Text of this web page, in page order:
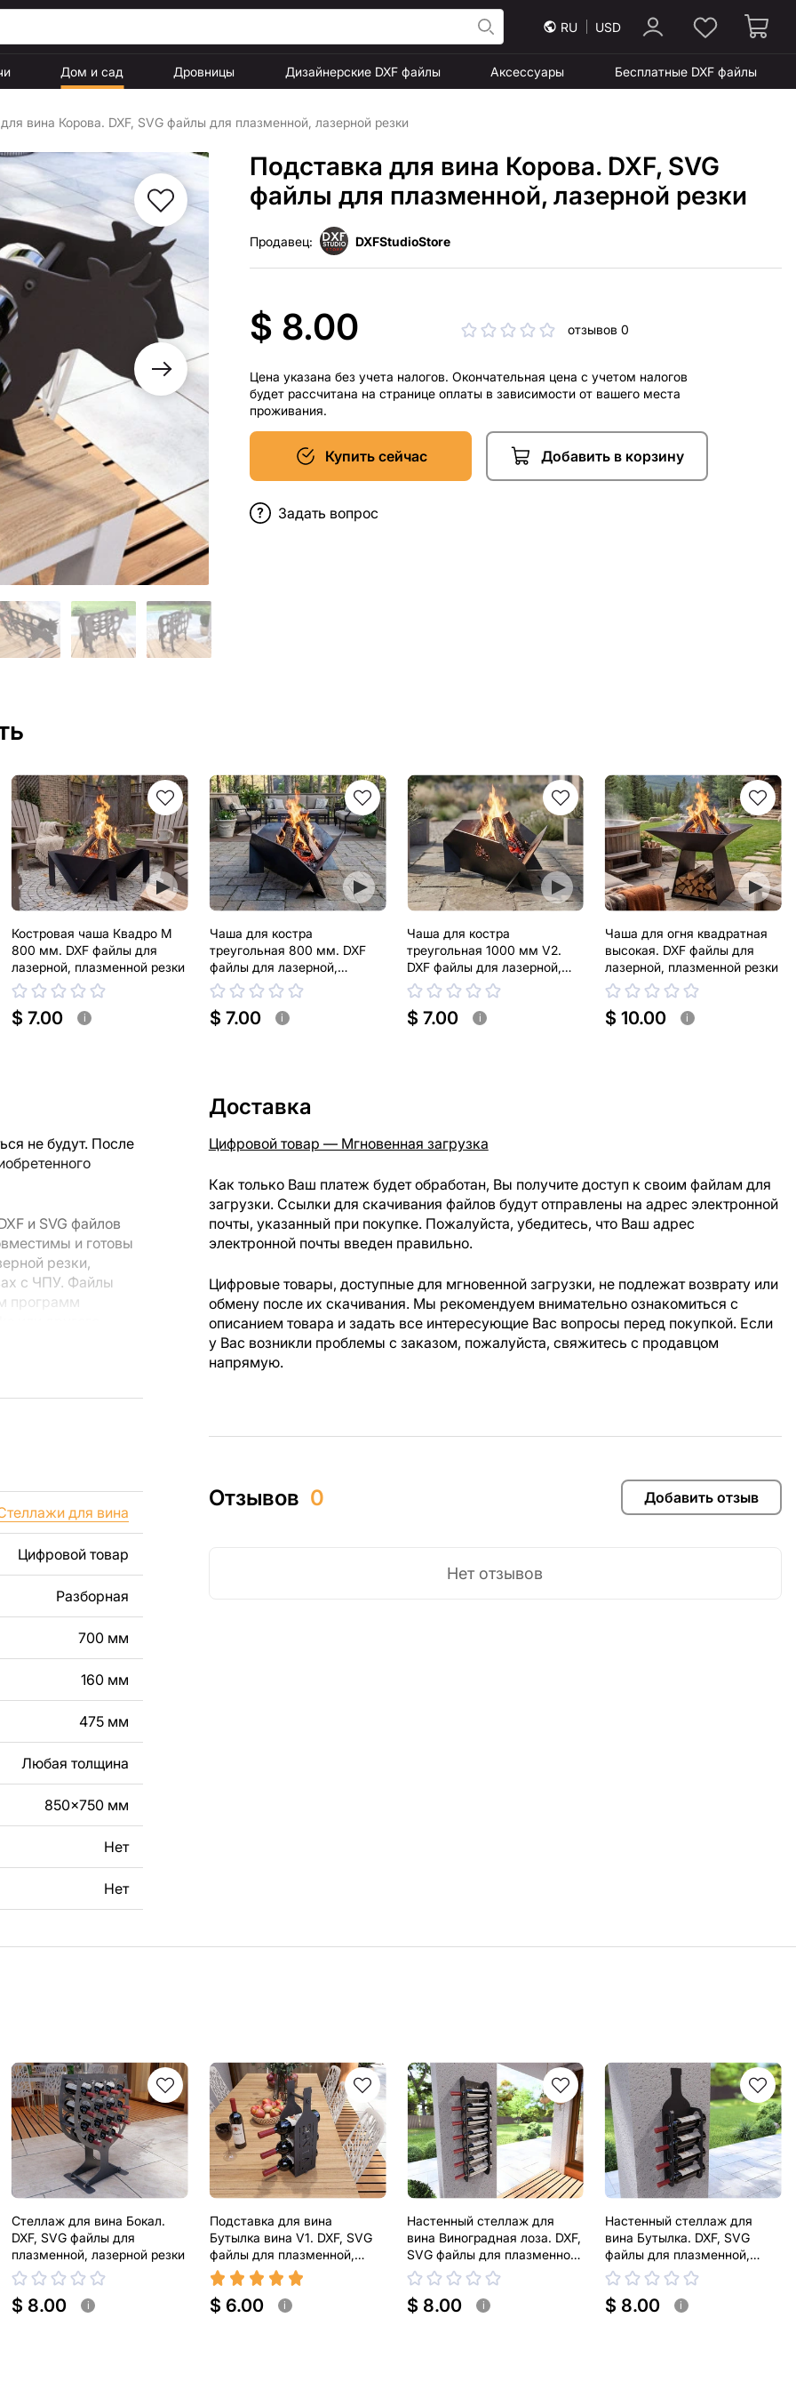
RU USD
Дом и сад Дровницы Дизайнерские DXF файлы Аксессуары Бесплатные DXF файлы
вина Корова. DXF, SVG файлы для плазменной, лазерной резки
Подставка для вина Корова. DXF, SVG
файлы для плазменной, лазерной резки
Продавец: DXFStudioStore
$ 8.00 отзывов 0
Цена указана без учета налогов. Окончательная цена с учетом налогов
будет рассчитана на странице оплаты в зависимости от вашего места
проживания.
Купить сейчас Добавить в корзину
Задать вопрос
Костровая чаша Квадро М
800 мм. DXF файлы для
лазерной, плазменной резки
$ 7.00 i
Чаша для костра
треугольная 800 мм. DXF
файлы для лазерной,
плазменной резки
$ 7.00 i
Чаша для костра
треугольная 1000 мм V2.
DXF файлы для лазерной,
плазменной резки
$ 7.00 i
Чаша для огня квадратная
высокая. DXF файлы для
лазерной, плазменной резки
$ 10.00 i
не будут. После
и SVG файлов
и готовы
резки,
с ЧПУ. Файлы
программ
созданы с
что
изображение,
дизайн изделия.
изделия из
с нами в
для вина
Цифровой товар
Разборная
700 мм
160 мм
475 мм
Любая толщина
850x750 мм
Нет
Нет
Доставка
Цифровой товар — Мгновенная загрузка
Как только Ваш платеж будет обработан, Вы получите доступ к своим файлам для
загрузки. Ссылки для скачивания файлов будут отправлены на адрес электронной
почты, указанный при покупке. Пожалуйста, убедитесь, что Ваш адрес
электронной почты введен правильно.
Цифровые товары, доступные для мгновенной загрузки, не подлежат возврату или
обмену после их скачивания. Мы рекомендуем внимательно ознакомиться с
описанием товара и задать все интересующие Вас вопросы перед покупкой. Если
у Вас возникли проблемы с заказом, пожалуйста, свяжитесь с продавцом
напрямую.
Отзывов 0 Добавить отзыв
Нет отзывов
Стеллаж для вина Бокал.
DXF, SVG файлы для
плазменной, лазерной резки
$ 8.00 i
Подставка для вина
Бутылка вина V1. DXF, SVG
файлы для плазменной,
лазерной резки
$ 6.00 i
Настенный стеллаж для
вина Виноградная лоза. DXF,
SVG файлы для плазменной,
лазерной резки
$ 8.00 i
Настенный стеллаж для
вина Бутылка. DXF, SVG
файлы для плазменной,
лазерной резки
$ 8.00 i